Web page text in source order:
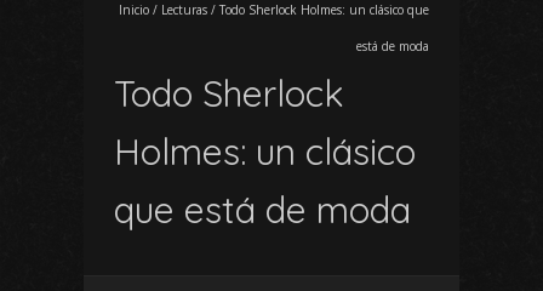
Inicio / Lecturas / Todo Sherlock Holmes: un clásico que
está de moda
Todo Sherlock
Holmes: un clásico
que está de moda